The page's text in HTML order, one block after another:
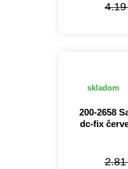
4.19
skladom
200-2658
dc-fix
2.81